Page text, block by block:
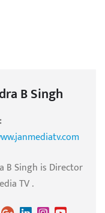
B Singh
B Singh is Director
TV .